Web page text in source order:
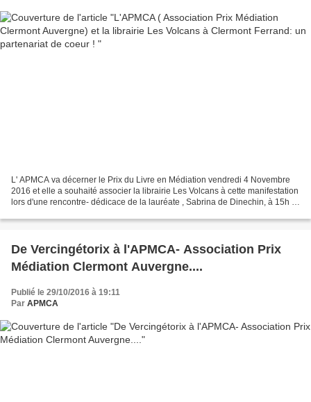
L' APMCA va décerner le Prix du Livre en Médiation vendredi 4 Novembre
2016 et elle a souhaité associer la librairie Les Volcans à cette manifestation
lors d'une rencontre- dédicace de la lauréate , Sabrina de Dinechin, à 15h le
De Vercingétorix à l'APMCA- Association Prix
Médiation Clermont Auvergne....
Publié le 29/10/2016 à 19:11
Par APMCA